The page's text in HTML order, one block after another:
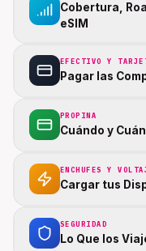
Cobertura,
eSIM
EFECTIVO Y
Pagar las
PROPINA
Cuándo y
ENCHUFES Y
Cargar tus
SEGURIDAD
Lo Que los